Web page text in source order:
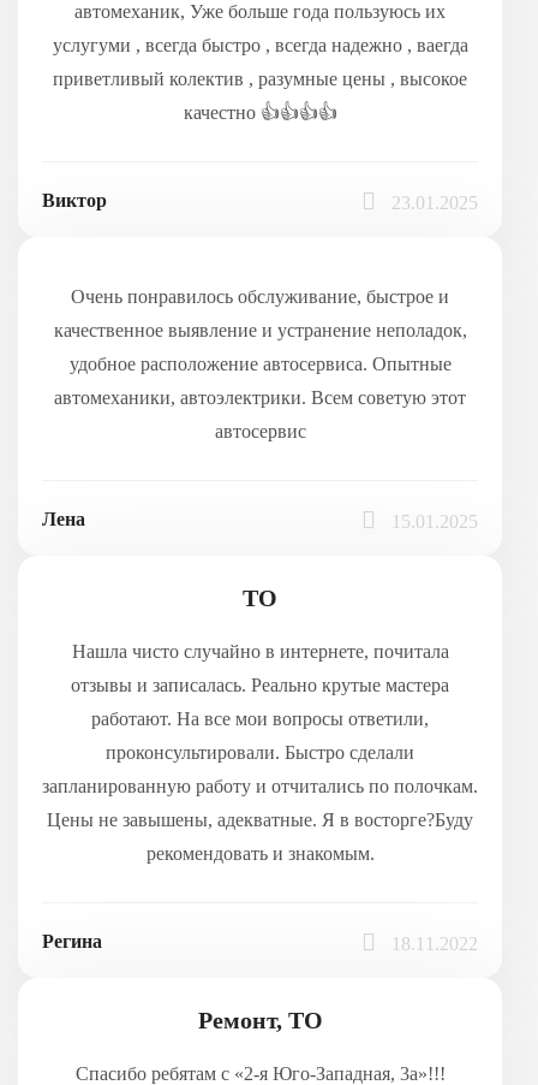
автомеханик, Уже больше года пользуюсь их
услугуми , всегда быстро , всегда надежно , ваегда
приветливый колектив , разумные цены , высокое
качестно 👍👍👍👍
Виктор 23.01.2025
Очень понравилось обслуживание, быстрое и
качественное выявление и устранение неполадок,
удобное расположение автосервиса. Опытные
автомеханики, автоэлектрики. Всем советую этот
автосервис
Лена 15.01.2025
ТО
Нашла чисто случайно в интернете, почитала
отзывы и записалась. Реально крутые мастера
работают. На все мои вопросы ответили,
проконсультировали. Быстро сделали
запланированную работу и отчитались по полочкам.
Цены не завышены, адекватные. Я в восторге?Буду
рекомендовать и знакомым.
Регина 18.11.2022
Ремонт, ТО
Спасибо ребятам с «2-я Юго-Западная, 3а»!!!